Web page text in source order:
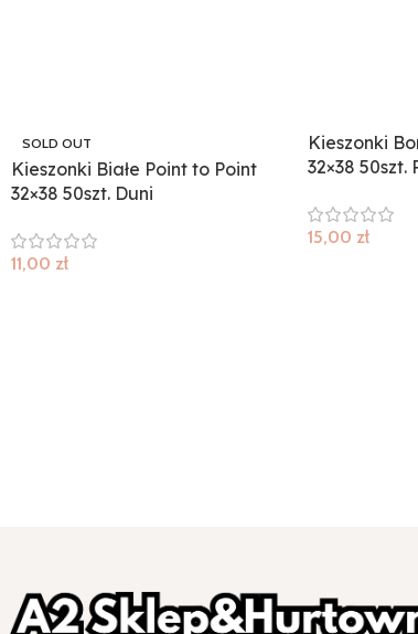
SOLD OUT
Kieszonki Białe Point to Point
32×38 50szt. Duni
11,00 zł
Kieszonki
32×38 50szt.
15,00 zł